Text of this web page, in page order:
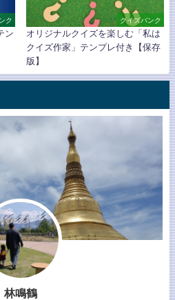
ク
ン
クイズバンク
オリジナルクイズを楽しむ「私は
クイズ作家」テンプレ付き【保存
版】
林鳴鶴